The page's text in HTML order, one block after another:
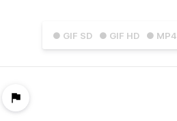
● GIF SD ● GIF HD ● MP4